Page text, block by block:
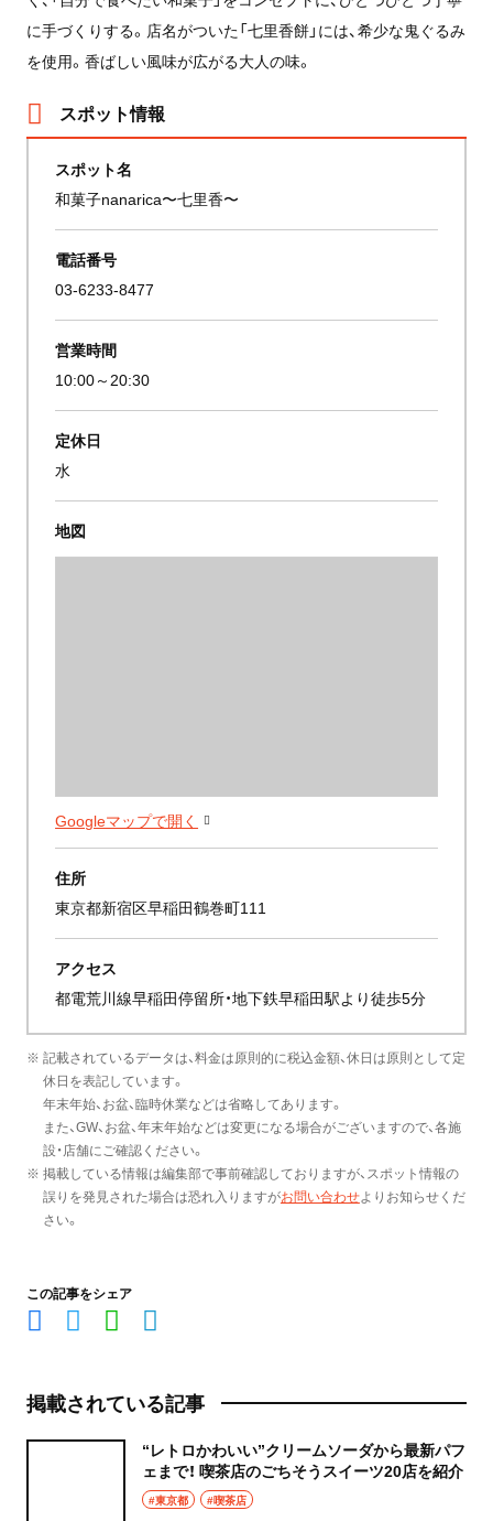
に手づくりする。店名がついた「七里香餅」には、希少な鬼ぐるみ
を使用。香ばしい風味が広がる大人の味。
スポット情報
スポット名
和菓子nanarica〜七里香〜
電話番号
03-6233-8477
営業時間
10:00～20:30
定休日
水
地図
Googleマップで開く
住所
東京都新宿区早稲田鶴巻町111
アクセス
都電荒川線早稲田停留所・地下鉄早稲田駅より徒歩5分
※ 記載されているデータは、料金は原則的に税込金額、休日は原則として定
休日を表記しています。
年末年始、お盆、臨時休業などは省略してあります。
また、GW、お盆、年末年始などは変更になる場合がございますので、各施
設・店舗にご確認ください。
※ 掲載している情報は編集部で事前確認しておりますが、スポット情報の
誤りを発見された場合は恐れ入りますがお問い合わせよりお知らせくだ
さい。
この記事をシェア
掲載されている記事
“レトロかわいい”クリームソーダから最新パフ
ェまで！ 喫茶店のごちそうスイーツ20店を紹介
#東京都 #喫茶店